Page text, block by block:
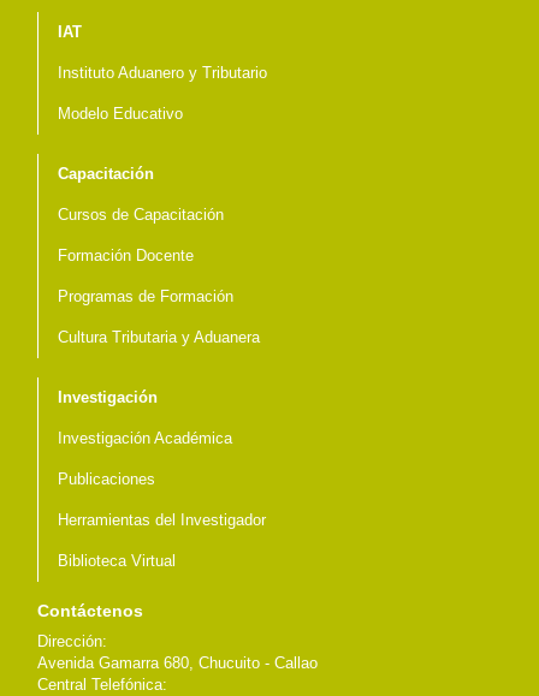
Menú del pie
IAT
Instituto Aduanero y Tributario
Modelo Educativo
Capacitación
Cursos de Capacitación
Formación Docente
Programas de Formación
Cultura Tributaria y Aduanera
Investigación
Investigación Académica
Publicaciones
Herramientas del Investigador
Biblioteca Virtual
Contáctenos
Dirección:
Avenida Gamarra 680, Chucuito - Callao
Central Telefónica: